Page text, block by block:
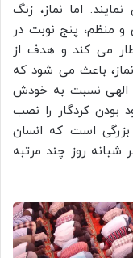
اما نماز، زنگ
منظم، پنج نوبت در
مى كند و هدف از
باعث می شود که
الهی نسبت به خودش
بودن کردگار را نصب
بزرگى است كه انسان
شبانه روز چند مرتبه